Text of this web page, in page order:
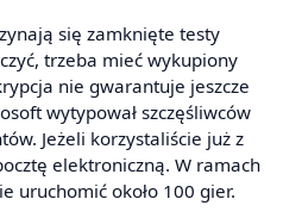
się zamknięte testy
trzeba mieć wykupiony
nie gwarantuje jeszcze
wytypował szczęśliwców
Jeżeli korzystaliście już z
elektroniczną. W ramach
uruchomić około 100 gier.